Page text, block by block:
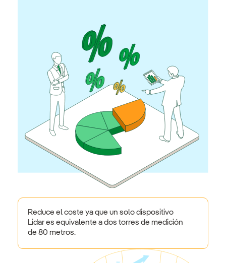
Reduce el coste ya que un solo dispositivo
Lidar es equivalente a dos torres de medición
de 80 metros.